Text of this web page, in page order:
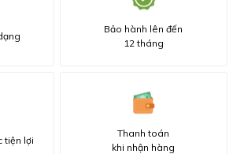
Bảo hành lên đến
12 tháng
tiện lợi
Thanh toán
khi nhận hàng